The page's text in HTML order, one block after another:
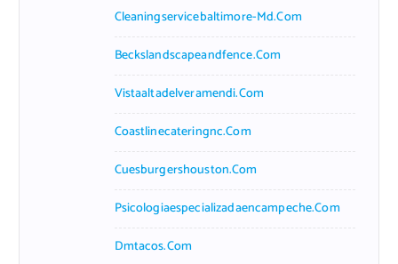
Cleaningservicebaltimore-Md.com
Beckslandscapeandfence.com
Vistaaltadelveramendi.com
Coastlinecateringnc.com
Cuesburgershouston.com
Psicologiaespecializadaencampeche.com
Dmtacos.com